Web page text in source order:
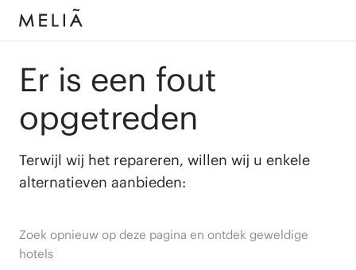
Er is een fout
opgetreden
Terwijl wij het repareren, willen wij u enkele
alternatieven aanbieden:
Zoek opnieuw op deze pagina en ontdek geweldige
hotels